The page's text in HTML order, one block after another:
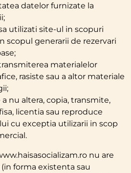
datelor furnizate la
utilizati site-ul in scopuri
scopul generarii de rezervari
materialelor
rasiste sau a altor materiale
nu altera, copia, transmite,
licentia sau reproduce
cu exceptia utilizarii in scop
nu are
forma existenta sau